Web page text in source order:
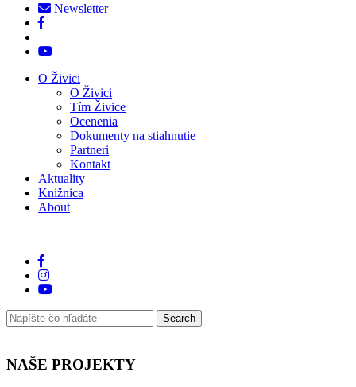
Newsletter
O Živici
O Živici
Tím Živice
Ocenenia
Dokumenty na stiahnutie
Partneri
Kontakt
Aktuality
Knižnica
About
NAŠE PROJEKTY